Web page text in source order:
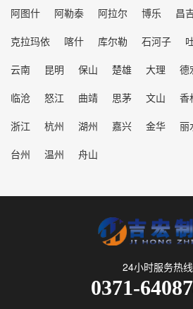
阿图什
阿勒泰 阿拉尔 博乐 昌
克拉玛依
喀什 库尔勒 石河子
云南
昆明 保山 楚雄 大理 德
临沧
怒江 曲靖 思茅 文山 香
浙江
杭州 湖州 嘉兴 金华 丽
台州
温州 舟山
24小时服务热线
0371-